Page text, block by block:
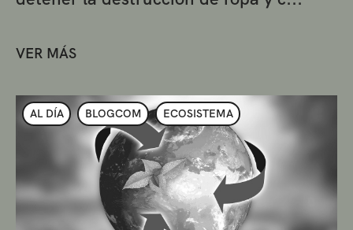
VER MÁS
AL DÍA BLOGCOM ECOSISTEMA